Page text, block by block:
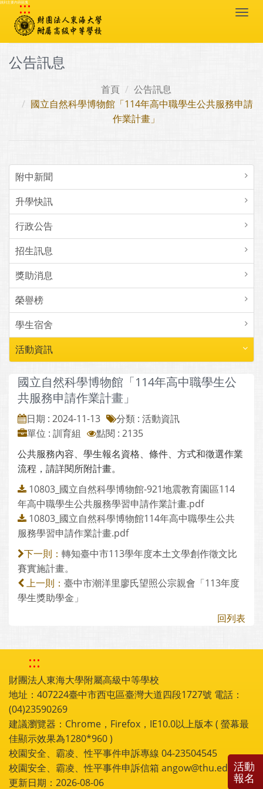
跳到主要內容區塊
:::
公告訊息
首頁
公告訊息
國立自然科學博物館「114年高中職學生公共服務申請
作業計畫」
附中新聞
升學快訊
行政公告
招生訊息
獎助消息
榮譽榜
學生宿舍
活動資訊
國立自然科學博物館「114年高中職學生公
共服務申請作業計畫」
日期 : 2024-11-13
分類 : 活動資訊
單位 : 訓育組
點閱 : 2135
公共服務內容、學生報名資格、條件、方式和徵選作業
流程，請詳閱所附計畫。
10803_國立自然科學博物館-921地震教育園區114
年高中職學生公共服務學習申請作業計畫.pdf
10803_國立自然科學博物館114年高中職學生公共
服務學習申請作業計畫.pdf
下一則： 轉知臺中市113學年度本土文學創作徵文比
賽實施計畫。
上一則： 臺中市潮洋里廖氏望照公宗親會「113年度
學生獎助學金」
回列表
:::
財團法人東海大學附屬高級中等學校
地址：407224臺中市西屯區臺灣大道四段1727號 電話：
(04)23590269
建議瀏覽器：Chrome，Firefox，IE10.0以上版本 ( 螢幕最
佳顯示效果為1280*960 )
校園安全、霸凌、性平事件申訴專線 04-23504545
校園安全、霸凌、性平事件申訴信箱 angow@thu.edu.tw
更新日期：2026-08-06
活動
報名